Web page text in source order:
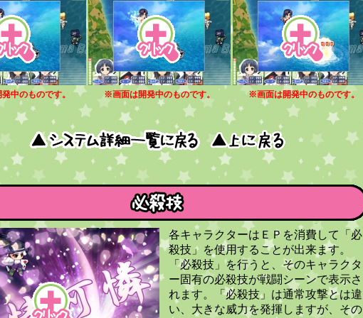
中のものです。 ※画面は開発中のものです。 ※画面は開発中のものです。
各キャラクターはＥＰを消費して「必
殺技」を使用することが出来ます。
「必殺技」を行うと、そのキャラクタ
ー固有の必殺技が戦闘シーンで表示さ
れます。「必殺技」は通常攻撃とは違
い、大きな威力を発揮しますが、その